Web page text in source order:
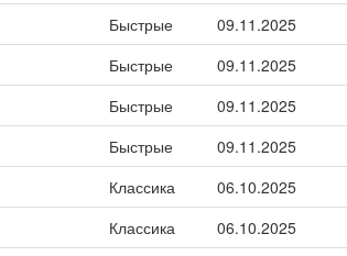
Быстрые 09.11.2025
Быстрые 09.11.2025
Быстрые 09.11.2025
Быстрые 09.11.2025
Классика 06.10.2025
Классика 06.10.2025